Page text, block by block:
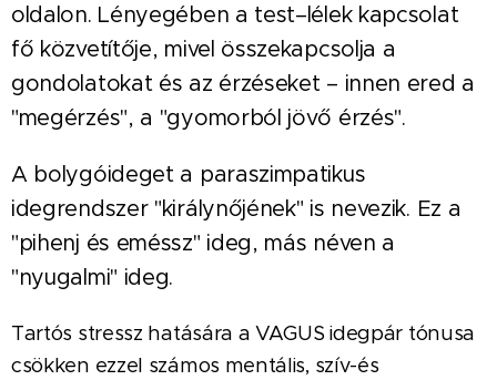
oldalon. Lényegében a test–lélek kapcsolat
fő közvetítője, mivel összekapcsolja a
gondolatokat és az érzéseket – innen ered a
"megérzés", a "gyomorból jövő érzés".⠀
A bolygóideget a paraszimpatikus
idegrendszer "királynőjének" is nevezik. Ez a
"pihenj és eméssz" ideg, más néven a
"nyugalmi" ideg.⠀
Tartós stressz hatására a VAGUS idegpár tónusa
csökken ezzel számos mentális, szív-és